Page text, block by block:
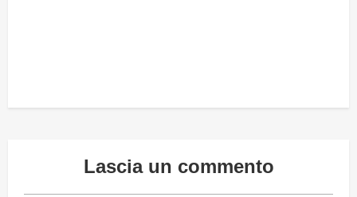
Lascia un commento